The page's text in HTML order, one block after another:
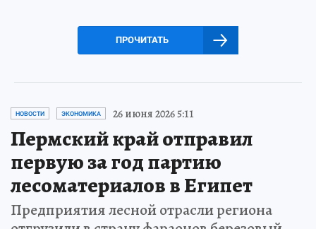
ПРОЧИТАТЬ
НОВОСТИ ЭКОНОМИКА 26 июня 2026 5:11
Пермский край отправил
первую за год партию
лесоматериалов в Египет
Предприятия лесной отрасли региона